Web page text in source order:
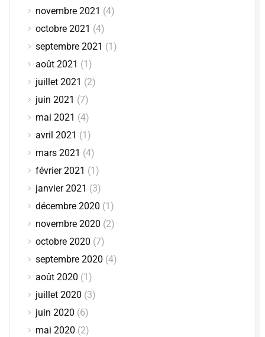
novembre 2021 (4)
octobre 2021 (4)
septembre 2021 (1)
août 2021 (1)
juillet 2021 (2)
juin 2021 (7)
mai 2021 (4)
avril 2021 (1)
mars 2021 (4)
février 2021 (1)
janvier 2021 (3)
décembre 2020 (1)
novembre 2020 (2)
octobre 2020 (7)
septembre 2020 (4)
août 2020 (1)
juillet 2020 (3)
juin 2020 (6)
mai 2020 (2)